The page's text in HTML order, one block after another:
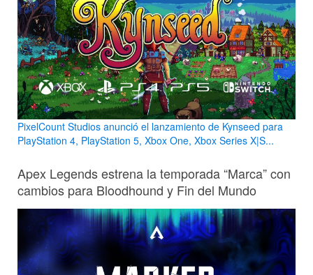
PixelCount Studios anunció el lanzamiento de Kynseed para
PlayStation 4, PlayStation 5, Xbox One, Xbox Series X|S...
Apex Legends estrena la temporada “Marca” con
cambios para Bloodhound y Fin del Mundo